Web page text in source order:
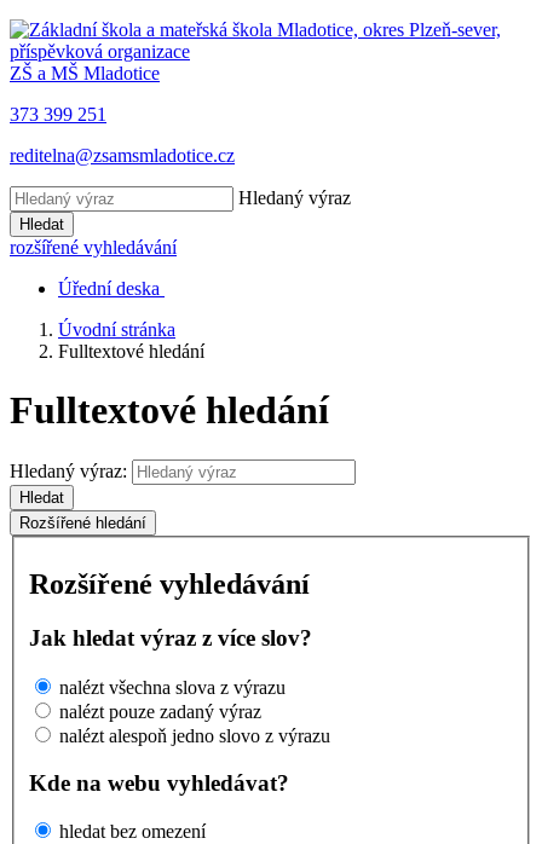
ZŠ a MŠ Mladotice
373 399 251
reditelna@zsamsmladotice.cz
Hledaný výraz
Hledat
rozšířené vyhledávání
Úřední deska
Úvodní stránka
Fulltextové hledání
Fulltextové hledání
Hledaný výraz:
Hledat
Rozšířené hledání
Rozšířené vyhledávání
Jak hledat výraz z více slov?
nalézt všechna slova z výrazu
nalézt pouze zadaný výraz
nalézt alespoň jedno slovo z výrazu
Kde na webu vyhledávat?
hledat bez omezení